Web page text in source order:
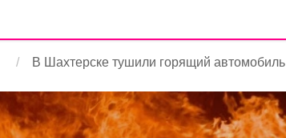
В Шахтерске тушили горящий автомобиль